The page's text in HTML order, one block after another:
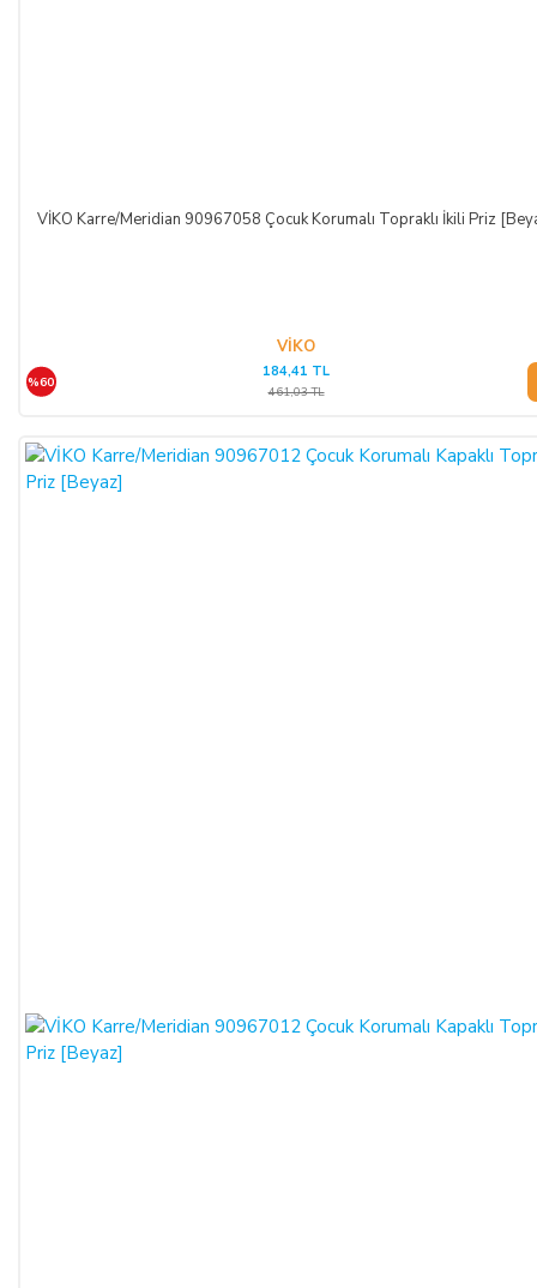
VİKO Karre/Meridian 90967058 Çocuk Korumalı Topraklı İkili Priz
VİKO
%60
184,41 TL
461,03 TL